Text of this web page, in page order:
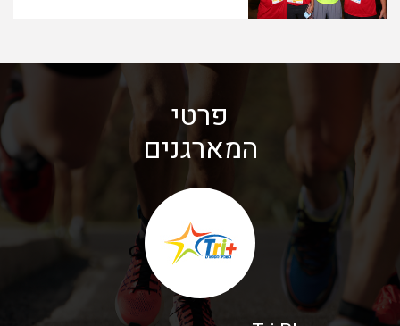
פרטי
המארגנים